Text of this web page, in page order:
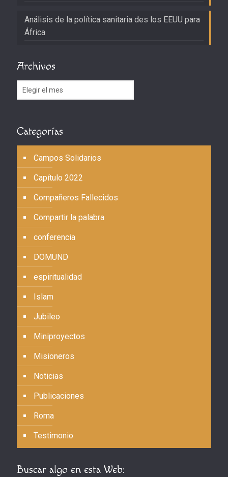
Análisis de la política sanitaria des los EEUU para
África
Archivos
Archivos
Categorías
Campos Solidarios
Capítulo 2022
Compañeros Fallecidos
Compartir la palabra
conferencia
DOMUND
espiritualidad
Islam
Jubileo
Miniproyectos
Misioneros
Noticias
Publicaciones
Roma
Testimonio
Buscar algo en esta Web: